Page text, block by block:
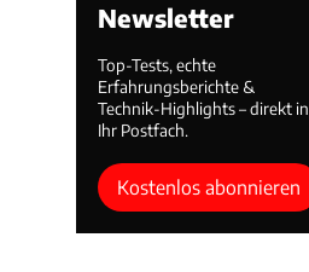
Newsletter
Top-Tests, echte
Erfahrungsberichte &
Technik-Highlights – direkt in
Ihr Postfach.
Kostenlos abonnieren